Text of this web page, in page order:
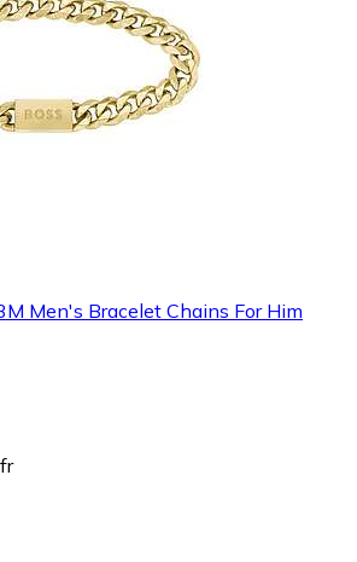
Men's Bracelet Chains For Him